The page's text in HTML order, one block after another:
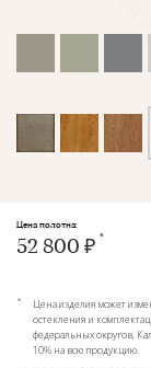
Цена полотна:
52 800 ₽
*
Цена изделия может
остекления и
федеральных округов,
10% на всю продукцию.